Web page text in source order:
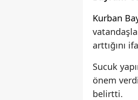
Kurban
arttığını
Sucuk
önem
belirtti.